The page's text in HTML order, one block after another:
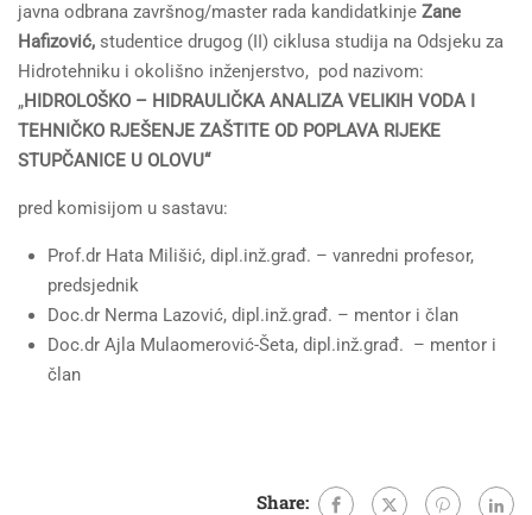
javna odbrana završnog/master rada kandidatkinje Zane
Hafizović, studentice drugog (II) ciklusa studija na Odsjeku za
Hidrotehniku i okolišno inženjerstvo, pod nazivom:
„HIDROLOŠKO – HIDRAULIČKA ANALIZA VELIKIH VODA I
TEHNIČKO RJEŠENJE ZAŠTITE OD POPLAVA RIJEKE
STUPČANICE U OLOVU“
pred komisijom u sastavu:
Prof.dr Hata Milišić, dipl.inž.građ. – vanredni profesor,
predsjednik
Doc.dr Nerma Lazović, dipl.inž.građ. – mentor i član
Doc.dr Ajla Mulaomerović-Šeta, dipl.inž.građ. – mentor i
član
Share: